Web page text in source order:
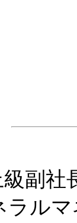
副社
ラル